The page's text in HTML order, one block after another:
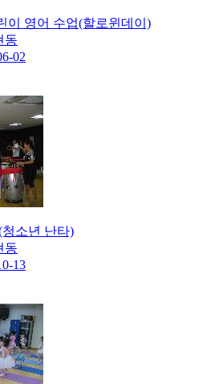
이 영어 수업(할로윈데이)
동
02
소년 난타)
동
13